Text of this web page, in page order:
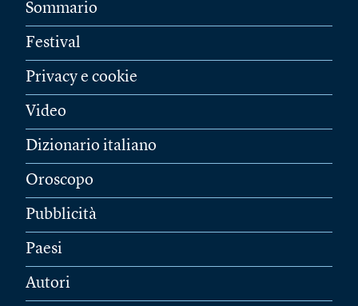
Sommario
Festival
Privacy e cookie
Video
Dizionario italiano
Oroscopo
Pubblicità
Paesi
Autori